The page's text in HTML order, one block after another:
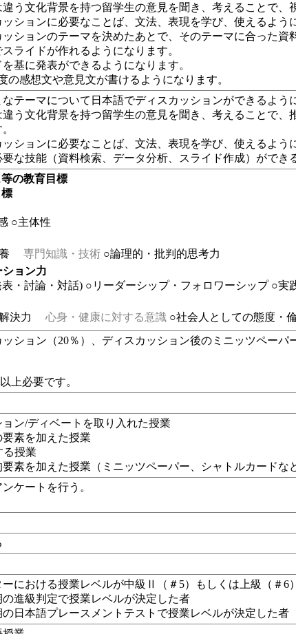
違う文化背景を持つ留学生の意見を聞き、考えることで、
ッションに必要なことば、文法、表現を学び、使えるよう
ッションのテーマを決めたあとで、そのテーマに合った資
スライドが作れるようになります。
を基に発表ができるようになります。
の感想文や意見文が書けるようになります。
なテーマについて日本語でディスカッションができるよう
違う文化背景を持つ留学生の意見を聞き、考えることで
ッションに必要なことば、文法、表現を学び、使えるよう
要な技能（資料検索、データ分析、スライド作成）ができ
の教育目標
○主体性
専門知識・技術 ○論理的・批判的思考力
ション力
・討論・対話) ○リーダーシップ・フォロワーシップ ○実
決力
心身・健康に対する意識 ○社会人としての態度・
ション（20％）、ディスカッション後のミニッツペーパ
上必要です。
ン/ディベートを取り入れた授業
素を加えた授業
る授業
素を加えた授業（ ミニッツペーパー、シャトルカードな
ケートを行う。
ーにおける授業レベルが中級Ⅱ（＃5）もしくは上級（＃6
の進級判定で授業レベルが決定した者
の日本語プレースメントテストで授業レベルが決定した者